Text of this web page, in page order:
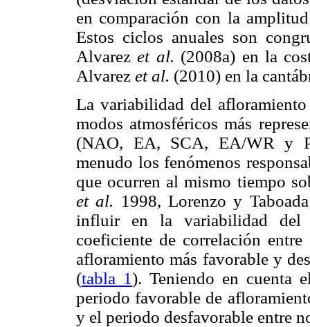
en comparación con la
Estos ciclos anuales son
Alvarezet al. (2008a) en la
Alvarez et al. (2010) en la
La variabilidad del
modos atmosféricos más
(NAO, EA, SCA, EA/WR y
menudo los fenómenos
que ocurren al mismo tiempo
et al. 1998, Lorenzo y
influir en la variabilidad del
coeficiente de correlación
afloramiento más favorable y
(tabla 1). Teniendo en cuenta
periodo favorable de
y el periodo desfavorable entre